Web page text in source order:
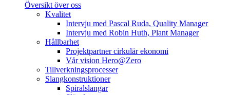
Översikt över oss
Kvalitet
Intervju med Pascal Ruda, Quality Manager
Intervju med Robin Huth, Plant Manager
Hållbarhet
Projektpartner cirkulär ekonomi
Vår vision Hero@Zero
Tillverkningsprocesser
Slangkonstruktioner
Spiralslangar